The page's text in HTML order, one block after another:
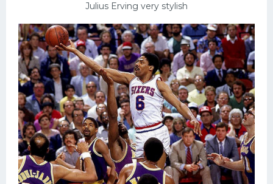
Julius Erving very stylish